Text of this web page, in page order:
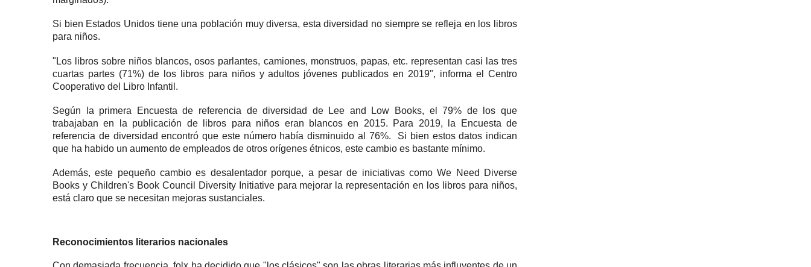
Si bien Estados Unidos tiene una población muy diversa, esta diversidad no siempre se refleja en los libros
para niños.
"Los libros sobre niños blancos, osos parlantes, camiones, monstruos, papas, etc. representan casi las tres
cuartas partes (71%) de los libros para niños y adultos jóvenes publicados en 2019", informa el Centro
Cooperativo del Libro Infantil.
Según la primera Encuesta de referencia de diversidad de Lee and Low Books, el 79% de los que
trabajaban en la publicación de libros para niños eran blancos en 2015. Para 2019, la Encuesta de
referencia de diversidad encontró que este número había disminuido al 76%.
Si bien estos datos indican
que ha habido un aumento de empleados de otros orígenes étnicos, este cambio es bastante mínimo.
Además, este pequeño cambio es desalentador porque, a pesar de iniciativas comoWe Need Diverse
Books y Children's Book Council Diversity Initiativepara mejorar la representación en los libros para niños,
está claro que se necesitan mejoras sustanciales.
Reconocimientos literarios nacionales